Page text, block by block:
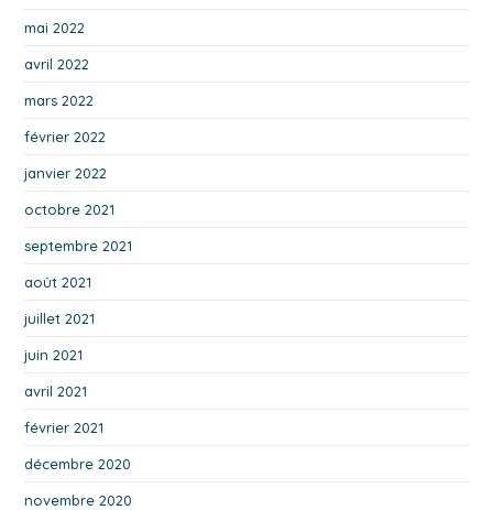
mai 2022
avril 2022
mars 2022
février 2022
janvier 2022
octobre 2021
septembre 2021
août 2021
juillet 2021
juin 2021
avril 2021
février 2021
décembre 2020
novembre 2020